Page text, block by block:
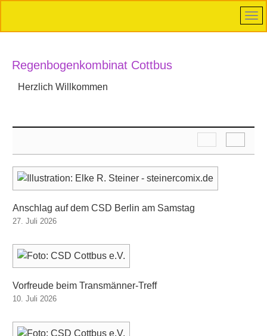
Regenbogenkombinat Cottbus
Herzlich Willkommen
Anschlag auf dem CSD Berlin am Samstag
27. Juli 2026
Vorfreude beim Transmänner-Treff
10. Juli 2026